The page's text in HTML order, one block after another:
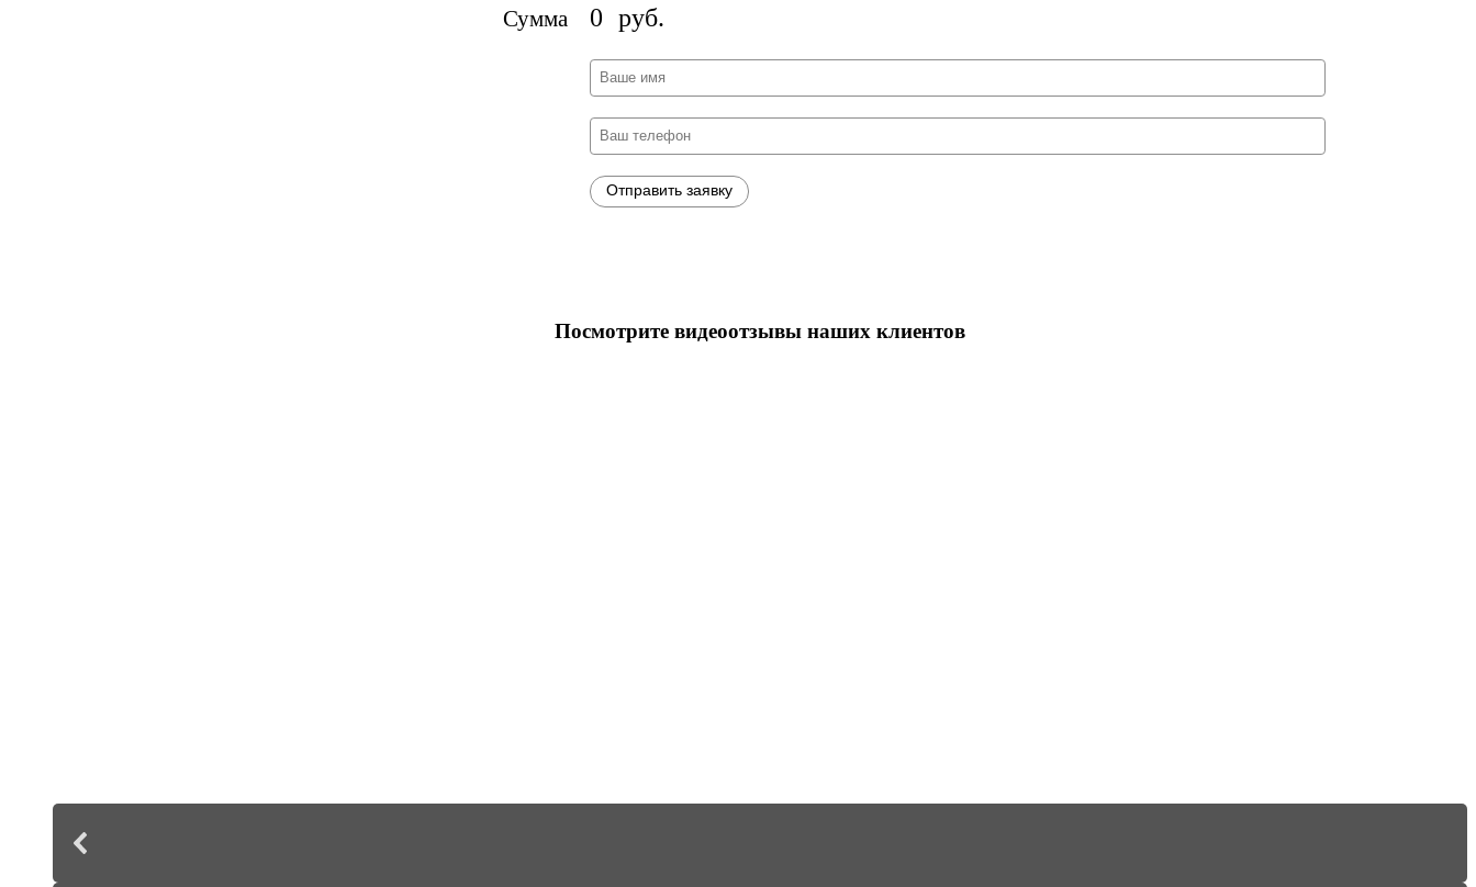
Сумма 0 руб.
Посмотрите видеоотзывы наших клиентов